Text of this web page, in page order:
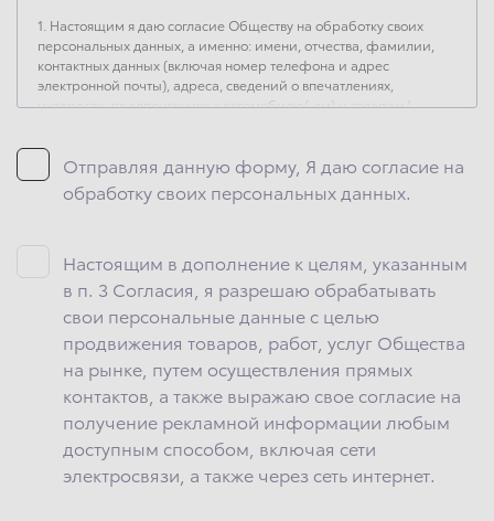
1. Настоящим я даю согласие Обществу на обработку своих
персональных данных, а именно: имени, отчества, фамилии,
контактных данных (включая номер телефона и адрес
электронной почты), адреса, сведений о впечатлениях,
интересах, предпочтениях к автомобилю(-ям) и товарам/
системы устройства и модели мобильного телефона
посетителя сайта, уникального идентификатора посетителя
сайта, предпочтительного времени и способа для контакта,
истории контактов.
следующие действия: сбор, запись, систематизация,
накопление, хранение, уточнение (обновление, изменение),
извлечение, использование, передача (предоставление,
доступ), блокирование, удаление, уничтожение персональных
данных. Общество обрабатывает персональные данные
с использованием средств автоматизации.
3. Целью обработки персональных данных является
осуществление взаимодействия Общества с посетителями
и пользователями сайта.
4. Я даю согласие на передачу моих персональных данных
третьим лицам, перечень которых размещен на сайте
Отправляя данную форму, Я даю согласие на
обработку своих персональных данных.
Настоящим в дополнение к целям, указанным
в п. 3 Согласия, я разрешаю обрабатывать
свои персональные данные с целью
продвижения товаров, работ, услуг Общества
на рынке, путем осуществления прямых
контактов, а также выражаю свое согласие на
получение рекламной информации любым
доступным способом, включая сети
электросвязи, а также через сеть интернет.